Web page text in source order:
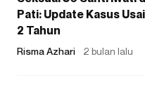
Pati: Update Kasus
2 Tahun
Risma Azhari 2 bulan lalu